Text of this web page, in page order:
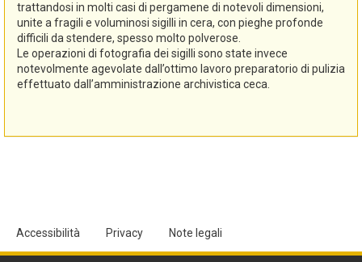
trattandosi in molti casi di pergamene di notevoli dimensioni,
unite a fragili e voluminosi sigilli in cera, con pieghe profonde
difficili da stendere, spesso molto polverose.
Le operazioni di fotografia dei sigilli sono state invece
notevolmente agevolate dall’ottimo lavoro preparatorio di pulizia
effettuato dall’amministrazione archivistica ceca.
Accessibilità Privacy Note legali